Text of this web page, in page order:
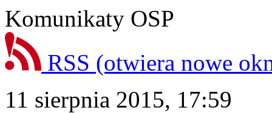
Komunikaty OSP
RSS (otwiera nowe
11 sierpnia 2015, 17:59